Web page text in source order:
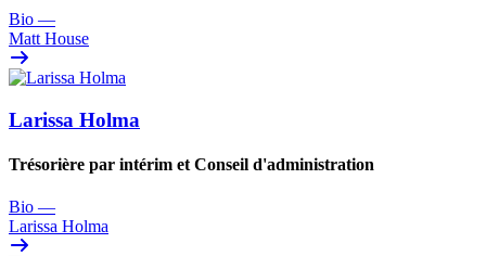
Bio —
Matt House
Larissa Holma
Trésorière par intérim et Conseil d'administration
Bio —
Larissa Holma